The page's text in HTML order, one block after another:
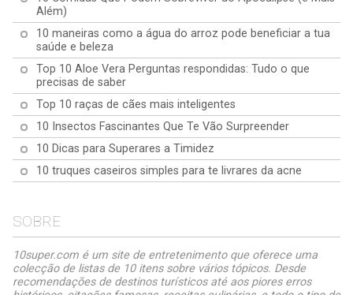
Além)
10 maneiras como a água do arroz pode beneficiar a tua
saúde e beleza
Top 10 Aloe Vera Perguntas respondidas: Tudo o que
precisas de saber
Top 10 raças de cães mais inteligentes
10 Insectos Fascinantes Que Te Vão Surpreender
10 Dicas para Superares a Timidez
10 truques caseiros simples para te livrares da acne
SOBRE
10super.com é um site de entretenimento que oferece uma
colecção de listas de 10 itens sobre vários tópicos. Desde
recomendações de destinos turísticos até aos piores erros